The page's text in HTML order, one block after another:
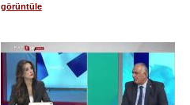
görüntüle